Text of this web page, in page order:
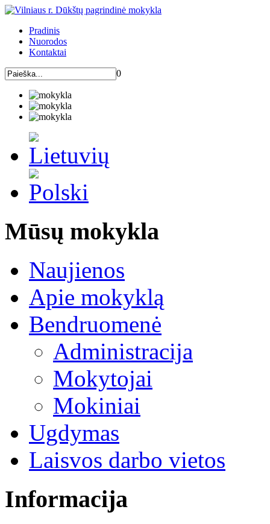
Pradinis
Nuorodos
Kontaktai
0
Mūsų mokykla
Naujienos
Apie mokyklą
Bendruomenė
Administracija
Mokytojai
Mokiniai
Ugdymas
Laisvos darbo vietos
Informacija